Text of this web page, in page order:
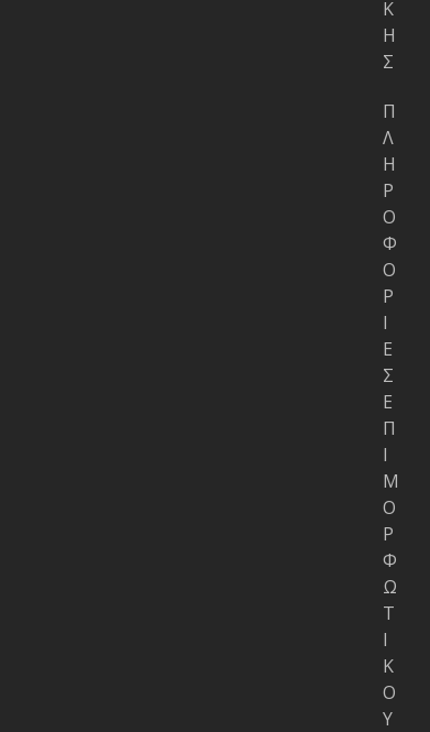
Κ
Η
Σ
Π
Λ
Η
Ρ
Ο
Φ
Ο
Ρ
Ι
Ε
Σ
Ε
Π
Ι
Μ
Ο
Ρ
Φ
Ω
Τ
Ι
Κ
Ο
Υ